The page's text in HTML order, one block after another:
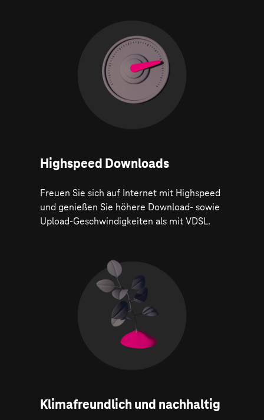
Highspeed Downloads
Freuen Sie sich auf Internet mit Highspeed
und genießen Sie höhere Download- sowie
Upload-Geschwindigkeiten als mit VDSL.
Klima­freundlich und nachhaltig